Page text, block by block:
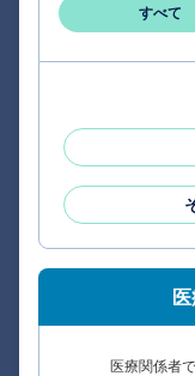
すべて
医療関係者